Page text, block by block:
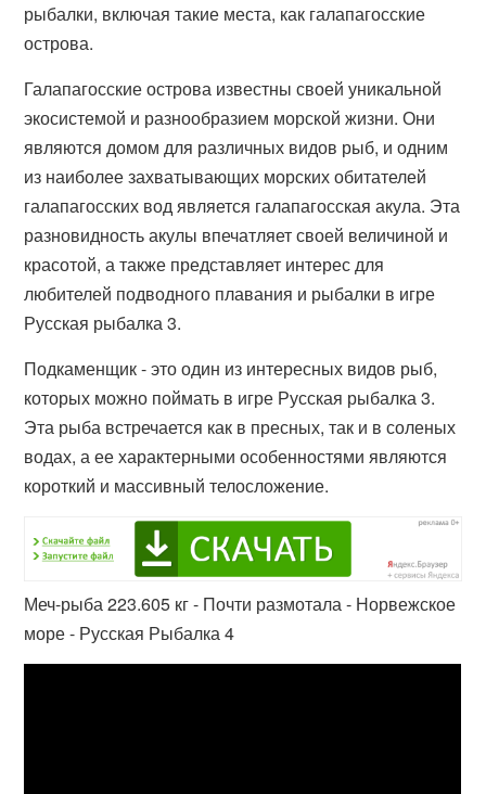
рыбалки, включая такие места, как галапагосские
острова.
Галапагосские острова известны своей уникальной
экосистемой и разнообразием морской жизни. Они
являются домом для различных видов рыб, и одним
из наиболее захватывающих морских обитателей
галапагосских вод является галапагосская акула. Эта
разновидность акулы впечатляет своей величиной и
красотой, а также представляет интерес для
любителей подводного плавания и рыбалки в игре
Русская рыбалка 3.
Подкаменщик - это один из интересных видов рыб,
которых можно поймать в игре Русская рыбалка 3.
Эта рыба встречается как в пресных, так и в соленых
водах, а ее характерными особенностями являются
короткий и массивный телосложение.
Меч-рыба 223.605 кг - Почти размотала - Норвежское
море - Русская Рыбалка 4